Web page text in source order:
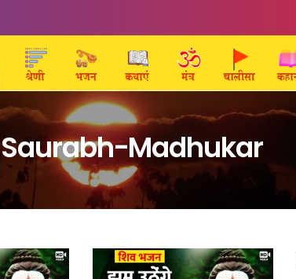
Saurabh-Madhukar